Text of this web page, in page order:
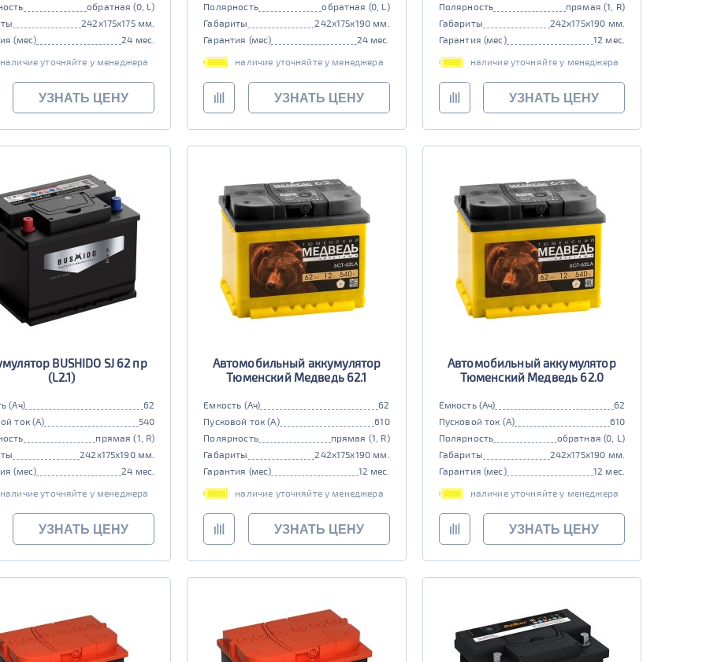
обратная (0, L)
242x175x175 мм.
(мес)
24 мес.
наличие уточняйте у менеджера
УЗНАТЬ ЦЕНУ
Полярность
обратная (0, L)
Габариты
242x175x190 мм.
Гарантия (мес)
24 мес.
наличие уточняйте у менеджера
УЗНАТЬ ЦЕНУ
Полярность
прямая (1, R)
Габариты
242x175x190 мм.
Гарантия (мес)
12 мес.
наличие уточняйте у менеджера
УЗНАТЬ ЦЕНУ
BUSHIDO SJ 62 пр
(L2.1)
(Ач)
62
ток (А)
540
прямая (1, R)
242x175x190 мм.
(мес)
24 мес.
наличие уточняйте у менеджера
УЗНАТЬ ЦЕНУ
Автомобильный аккумулятор
Тюменский Медведь 62.1
Емкость (Ач)
62
Пусковой ток (А)
610
Полярность
прямая (1, R)
Габариты
242x175x190 мм.
Гарантия (мес)
12 мес.
наличие уточняйте у менеджера
УЗНАТЬ ЦЕНУ
Автомобильный аккумулятор
Тюменский Медведь 62.0
Емкость (Ач)
62
Пусковой ток (А)
610
Полярность
обратная (0, L)
Габариты
242x175x190 мм.
Гарантия (мес)
12 мес.
наличие уточняйте у менеджера
УЗНАТЬ ЦЕНУ